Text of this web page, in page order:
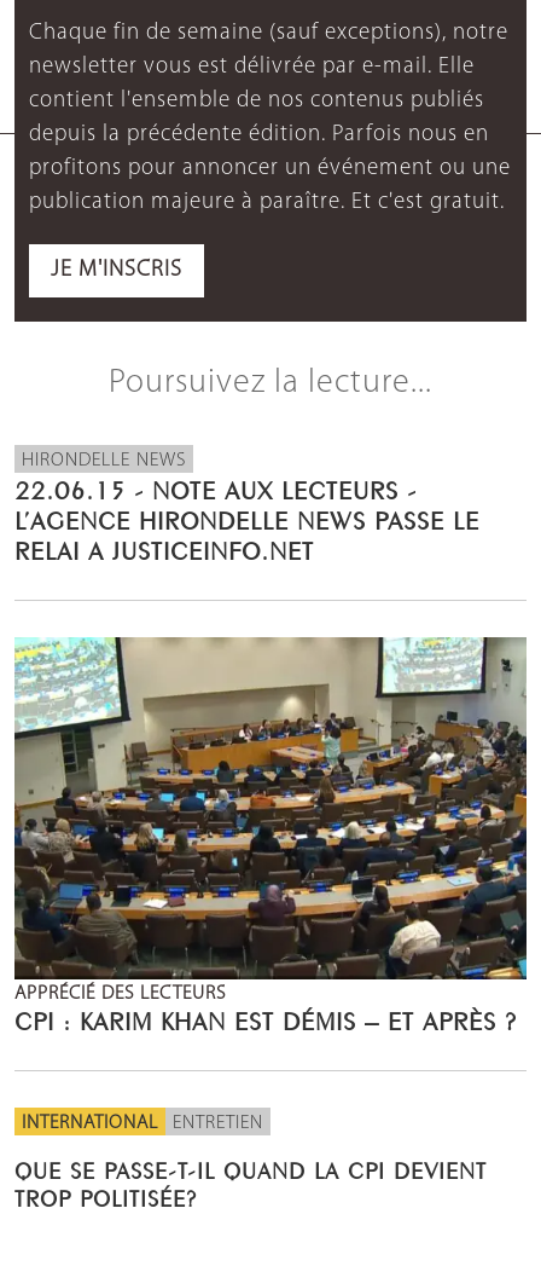
Chaque fin de semaine (sauf exceptions), notre
newsletter vous est délivrée par e-mail. Elle
contient l'ensemble de nos contenus publiés
depuis la précédente édition. Parfois nous en
profitons pour annoncer un événement ou une
publication majeure à paraître. Et c'est gratuit.
JE M'INSCRIS
Poursuivez la lecture...
HIRONDELLE NEWS
22.06.15 - NOTE AUX LECTEURS -
L’AGENCE HIRONDELLE NEWS PASSE LE
RELAI A JUSTICEINFO.NET
APPRÉCIÉ DES LECTEURS
CPI : KARIM KHAN EST DÉMIS – ET APRÈS ?
INTERNATIONAL ENTRETIEN
QUE SE PASSE-T-IL QUAND LA CPI DEVIENT
TROP POLITISÉE?